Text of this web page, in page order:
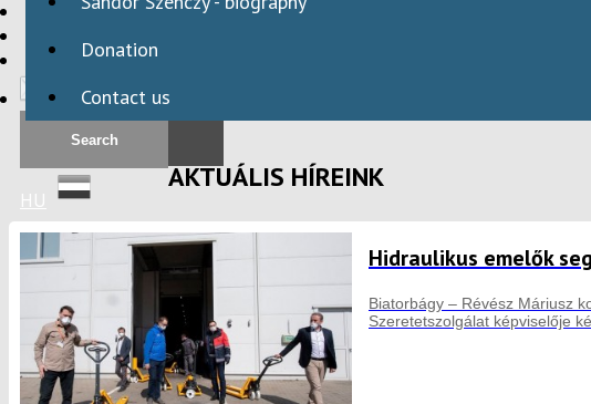
HBAID
INTERNATIONAL PROGRAMS
HU
Donation
Contact us
AKTUÁLIS HÍREINK
Hidraulikus emelők
Biatorbágy – Révész Máriusz
Szeretetszolgálat képviselője